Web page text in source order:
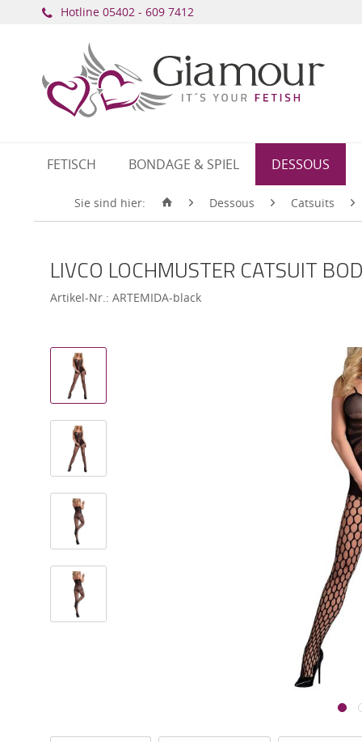
Hotline ​ 05402 - 609 7412
FETISCH BONDAGE & SPIEL DESSOUS
Sie sind hier: Dessous Catsuits
LIVCO LOCHMUSTER CATSUIT
Artikel-Nr.: ARTEMIDA-black